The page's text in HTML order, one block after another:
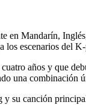
en Mandarín,
los escenarios del
años y que
una combinación
canción